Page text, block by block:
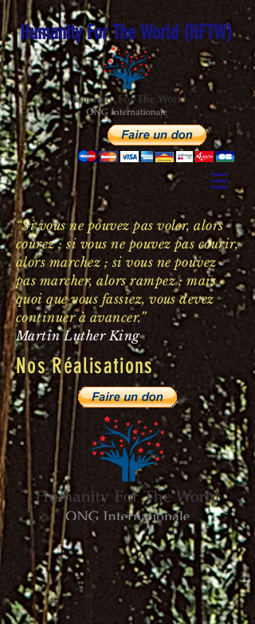
Humanity For The World (HFTW)
“Si vous ne pouvez pas voler, alors
courez ; si vous ne pouvez pas courir,
alors marchez ; si vous ne pouvez
pas marcher, alors rampez ; mais
quoi que vous fassiez, vous devez
continuer à avancer.”
Martin Luther King
Nos Réalisations